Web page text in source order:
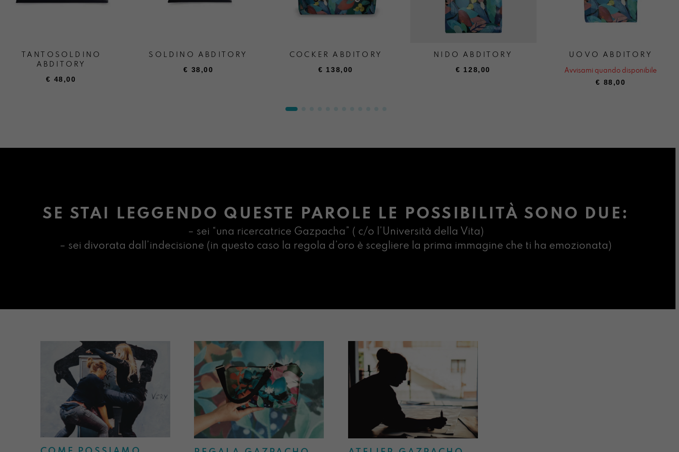
TANTOSOLDINO
ABDITORY
€ 48,00
SOLDINO ABDITORY
€ 38,00
COCKER ABDITORY
€ 138,00
NIDO ABDITORY
€ 128,00
UOVO ABDITORY
Avvisami quando disponibile
€ 88,00
SE STAI LEGGENDO QUESTE PAROLE LE POSSIBILITÀ SONO DUE:
– sei “una ricercatrice Gazpacha” ( c/o l’Università della Vita)
– sei divorata dall’indecisione (in questo caso la regola d’oro è scegliere la prima immagine che ti ha emozionata)